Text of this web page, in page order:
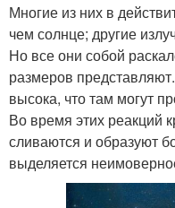
Многие из них в
чем солнце; другие
Но все они собой
размеров
высока, что там могут
Во время этих реакций
сливаются и образуют
выделяется